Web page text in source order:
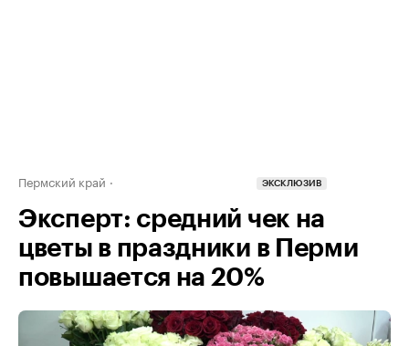
Пермский край ЭКСКЛЮЗИВ
Эксперт: средний чек на
цветы в праздники в Перми
повышается на 20%